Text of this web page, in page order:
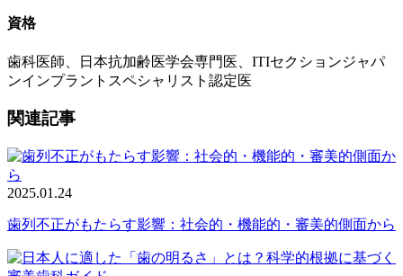
資格
歯科医師、日本抗加齢医学会専門医、ITIセクションジャパ
ンインプラントスペシャリスト認定医
関連記事
2025.01.24
歯列不正がもたらす影響：社会的・機能的・審美的側面から